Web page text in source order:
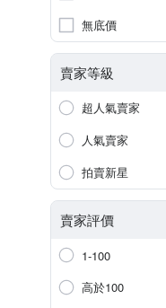
無底價
賣家等級
超人氣賣家
人氣賣家
拍賣新星
賣家評價
1-100
高於100